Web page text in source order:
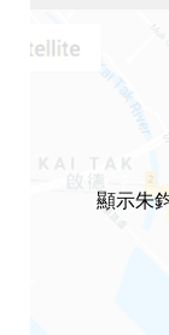
顯示朱